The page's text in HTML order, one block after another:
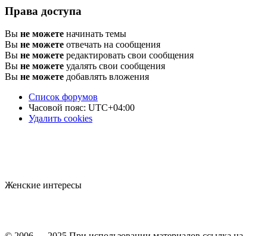
Права доступа
Вы не можете начинать темы
Вы не можете отвечать на сообщения
Вы не можете редактировать свои сообщения
Вы не можете удалять свои сообщения
Вы не можете добавлять вложения
Список форумов
Часовой пояс: UTC+04:00
Удалить cookies
Женские интересы